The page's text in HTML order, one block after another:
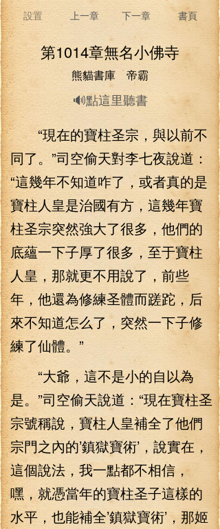
設置 上一章 下一章 書頁
第1014章無名小佛寺
熊貓書庫 帝霸
🔊點這里聽書
“現在的寶柱圣宗，與以前不
同了。”司空偷天對李七夜說道：
“這幾年不知道咋了，或者真的是
寶柱人皇是治國有方，這幾年寶
柱圣宗突然強大了很多，他們的
底蘊一下子厚了很多，至于寶柱
人皇，那就更不用說了，前些
年，他還為修練圣體而蹉跎，后
來不知道怎么了，突然一下子修
練了仙體。”
“大爺，這不是小的自以為
是。”司空偷天說道：“現在寶柱圣
宗號稱說，寶柱人皇補全了他們
宗門之內的’鎮獄寶術’，說實在，
這個說法，我一點都不相信，
嘿，就憑當年的寶柱圣子這樣的
水平，也能補全’鎮獄寶術’，那姬